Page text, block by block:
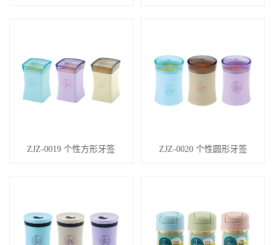
ZJZ-0019 个性方形牙签 ZJZ-0020 个性圆形牙签